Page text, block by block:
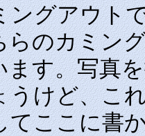
ングアウト
らのカミン
ます。写真
うけど、こ
てここに書